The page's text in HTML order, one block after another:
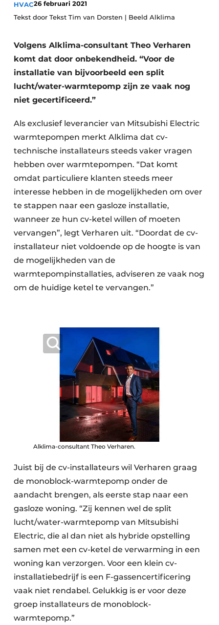
Vacature aanmelden
Video’s
HVAC26 februari 2021
Tekst door Tekst Tim van Dorsten | Beeld Alklima
Volgens Alklima-consultant Theo Verharen
komt dat door onbekendheid. “Voor de
installatie van bijvoorbeeld een split
lucht/water-warmtepomp zijn ze vaak nog
niet gecertificeerd.”
Als exclusief leverancier van Mitsubishi Electric
warmtepompen merkt Alklima dat cv-
technische installateurs steeds vaker vragen
hebben over warmtepompen. “Dat komt
omdat particuliere klanten steeds meer
interesse hebben in de mogelijkheden om over
te stappen naar een gasloze installatie,
wanneer ze hun cv-ketel willen of moeten
vervangen”, legt Verharen uit. “Doordat de cv-
installateur niet voldoende op de hoogte is van
de mogelijkheden van de
warmtepompinstallaties, adviseren ze vaak nog
om de huidige ketel te vervangen.”
Alklima-consultant Theo Verharen.
Juist bij de cv-installateurs wil Verharen graag
de monoblock-warmtepomp onder de
aandacht brengen, als eerste stap naar een
gasloze woning. “Zij kennen wel de split
lucht/water-warmtepomp van Mitsubishi
Electric, die al dan niet als hybride opstelling
samen met een cv-ketel de verwarming in een
woning kan verzorgen. Voor een klein cv-
installatiebedrijf is een F-gassencertificering
vaak niet rendabel. Gelukkig is er voor deze
groep installateurs de monoblock-
warmtepomp.”